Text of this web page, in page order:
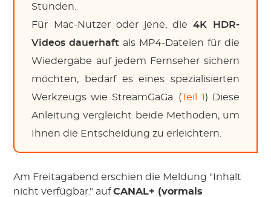
Stunden.
Für Mac-Nutzer oder jene, die4K HDR-
Videos dauerhaft als MP4-Dateien für die
Wiedergabe auf jedem Fernseher sichern
möchten, bedarf es eines spezialisierten
Werkzeugs wie StreamGaGa. (Teil 1 ) Diese
Anleitung vergleicht beide Methoden, um
Ihnen die Entscheidung zu erleichtern.
Am Freitagabend erschien die Meldung "Inhalt
nicht verfügbar." aufCANAL+ (vormals